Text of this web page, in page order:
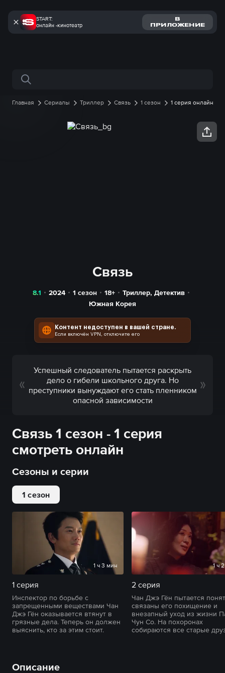
START:
онлайн -кинотеатр
В
ПРИЛОЖЕНИЕ
Поиск по сайту
Главная Сериалы Триллер Связь 1 сезон 1 серия онлайн
Связь
8.1 2024 1 сезон 18+ Триллер,Детектив
Южная Корея
Контент недоступен в вашей стране.
Если включён VPN, отключите его
Успешный следователь пытается раскрыть
дело о гибели школьного друга. Но
преступники вынуждают его стать пленником
опасной зависимости
Связь 1 сезон - 1 серия
смотреть онлайн
Сезоны и серии
1 сезон
1 ч 3 мин
1 серия
Инспектор по борьбе с
запрещенными веществами Чан
Джэ Гён оказывается втянут в
грязные дела. Теперь он должен
выяснить, кто за этим стоит.
1 ч
2 серия
Чан Джэ Гён пытается
связаны его похищение и
внезапный уход из жизни
Чун Со. На похоронах
собираются все старые
Описание